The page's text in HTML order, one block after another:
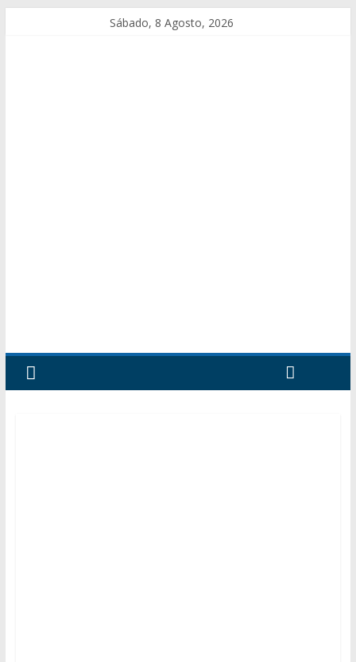
Sábado, 8 Agosto, 2026